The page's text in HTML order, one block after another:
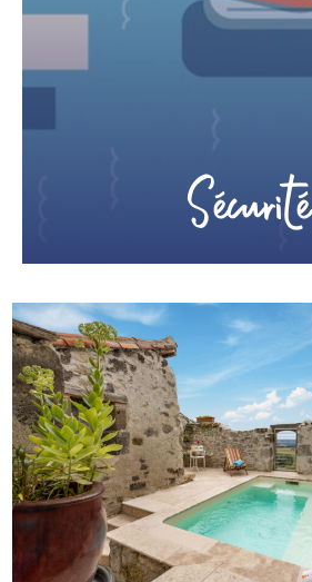
Sécurité